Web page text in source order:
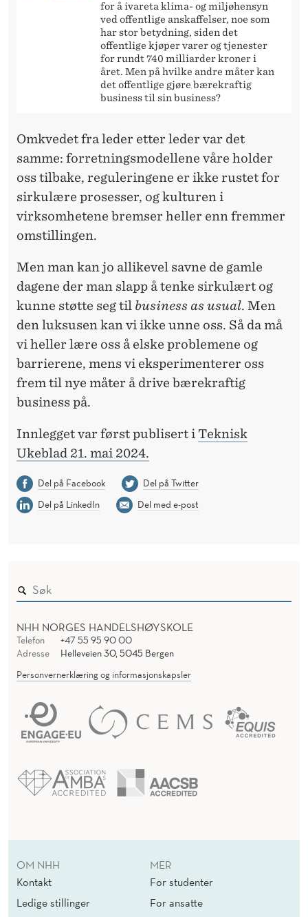
for å ivareta klima- og miljøhensyn
ved offentlige anskaffelser, noe som
har stor betydning, siden det
offentlige kjøper varer og tjenester
for rundt 740 milliarder kroner i
året. Men på hvilke andre måter kan
det offentlige gjøre bærekraftig
business til sin business?
Omkvedet fra leder etter leder var det
samme: forretningsmodellene våre holder
oss tilbake, reguleringene er ikke rustet for
sirkulære prosesser, og kulturen i
virksomhetene bremser heller enn fremmer
omstillingen.
Men man kan jo allikevel savne de gamle
dagene der man slapp å tenke sirkulært og
kunne støtte seg til business as usual. Men
den luksusen kan vi ikke unne oss. Så da må
vi heller lære oss å elske problemene og
barrierene, mens vi eksperimenterer oss
frem til nye måter å drive bærekraftig
business på.
Innlegget var først publisert i Teknisk
Ukeblad 21. mai 2024.
Del på Facebook
Del på Twitter
Del på LinkedIn
Del med e-post
NHH NORGES HANDELSHØYSKOLE
Telefon
+47 55 95 90 00
Adresse
Helleveien 30, 5045 Bergen
Personvernerklæring og informasjonskapsler
OM NHH
Kontakt
Ledige stillinger
MER
For studenter
For ansatte